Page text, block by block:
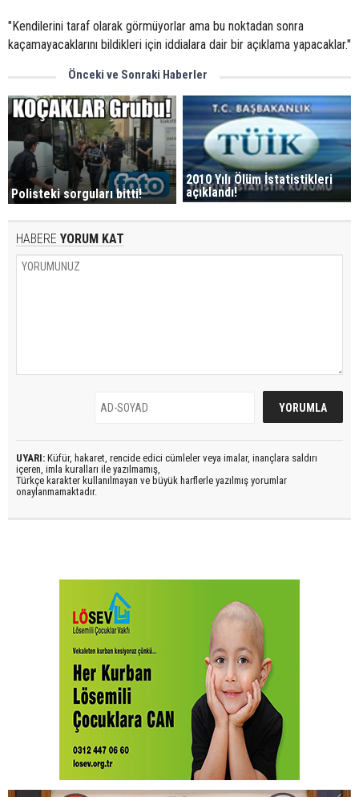
"Kendilerini taraf olarak görmüyorlar ama bu noktadan sonra
kaçamayacaklarını bildikleri için iddialara dair bir açıklama yapacaklar."
Önceki ve Sonraki Haberler
Polisteki sorguları bitti!
2010 Yılı Ölüm İstatistikleri
açıklandı!
HABERE YORUM KAT
UYARI: Küfür, hakaret, rencide edici cümleler veya imalar, inançlara saldırı
içeren, imla kuralları ile yazılmamış,
Türkçe karakter kullanılmayan ve büyük harflerle yazılmış yorumlar
onaylanmamaktadır.